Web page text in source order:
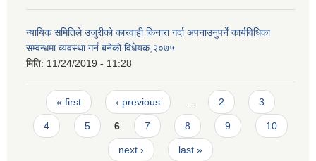
न्यायिक समितिले उजुरीको कारवाही किनारा गर्दा अपनाउनुपर्ने कार्यविधिका
सम्वन्धमा व्यवस्था गर्न बनेको विधेयक,२०७५
मिति: 11/24/2019 - 11:28
Pages
« first ‹ previous 2 3
4 5 6 7 8 9 10
next › last »